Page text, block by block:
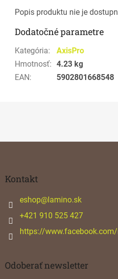
Popis produktu nie je
Dodatočné parametre
Kategória:
AxisPro
Hmotnosť: 4.23 kg
EAN: 5902801668548
Kontakt
eshop@ lamino.sk
+421 910 525 427
https://
Odoberať newsletter